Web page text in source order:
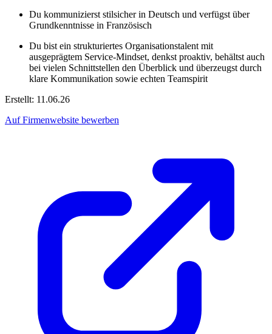
Du kommunizierst stilsicher in Deutsch und verfügst über
Grundkenntnisse in Französisch
Du bist ein strukturiertes Organisationstalent mit
ausgeprägtem Service‑Mindset, denkst proaktiv, behältst auch
bei vielen Schnittstellen den Überblick und überzeugst durch
klare Kommunikation sowie echten Teamspirit
Erstellt: 11.06.26
Auf Firmenwebsite bewerben